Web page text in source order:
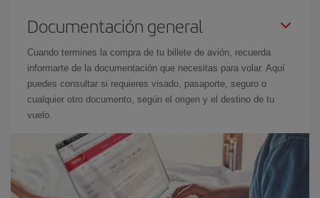
Documentación general
Cuando termines la compra de tu billete de avión, recuerda
informarte de la documentación que necesitas para volar. Aquí
puedes consultar si requieres visado, pasaporte, seguro o
cualquier otro documento, según el origen y el destino de tu
vuelo.